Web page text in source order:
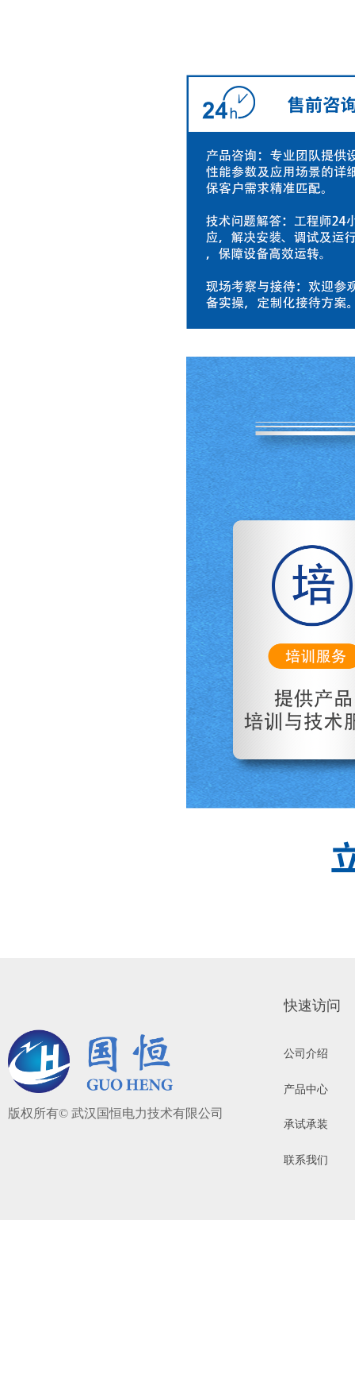
版权所有© 武汉国恒电力技术有限公司
快速访问
公司介绍
产品中心
承试承装
联系我们